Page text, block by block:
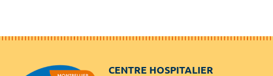
CENTRE HOSPITALIER